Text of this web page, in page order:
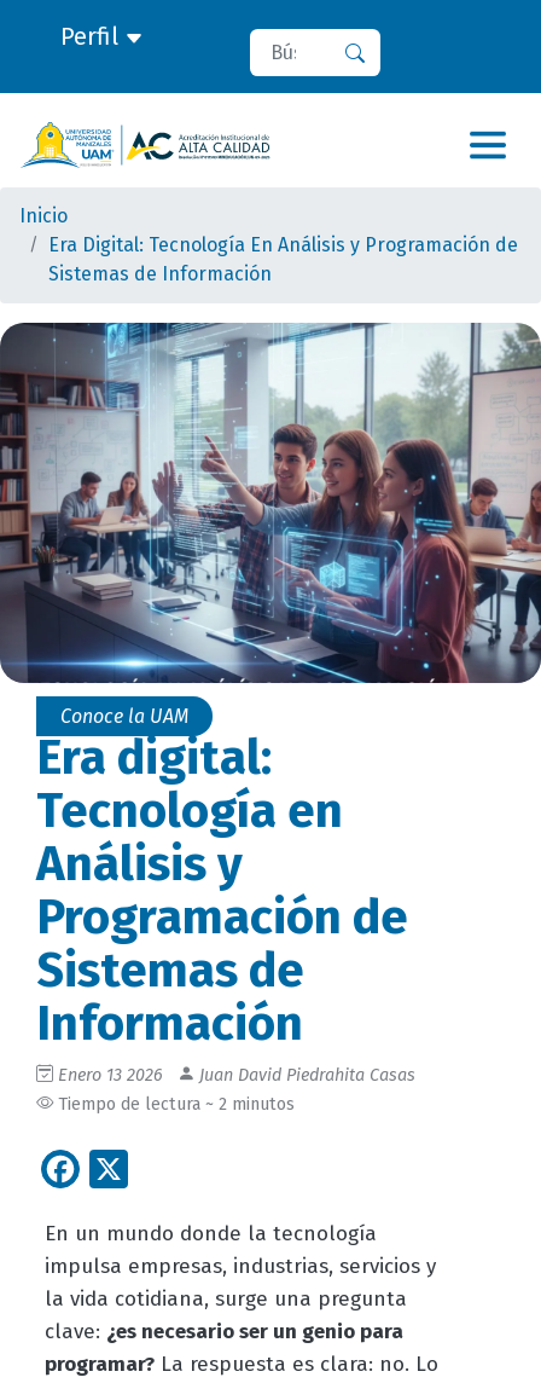
Perfil Buscar
Inicio
Era Digital: Tecnología En Análisis y Programación de
Sistemas de Información
Conoce la UAM
Era digital:
Tecnología en
Análisis y
Programación de
Sistemas de
Información
Enero 13 2026
Juan David Piedrahita Casas
Tiempo de lectura ~ 2 minutos
Facebook
En un mundo donde la tecnología
impulsa empresas, industrias, servicios y
la vida cotidiana, surge una pregunta
clave: ¿es necesario ser un genio para
programar?La respuesta es clara: no. Lo